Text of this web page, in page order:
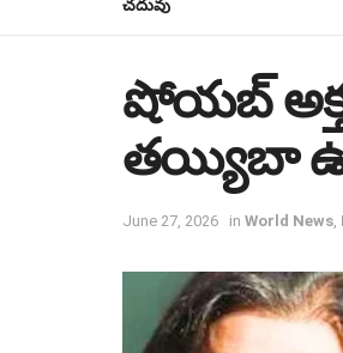
చదువు
షోయబ్
తయ్యిబా
June 27, 2026 in World News